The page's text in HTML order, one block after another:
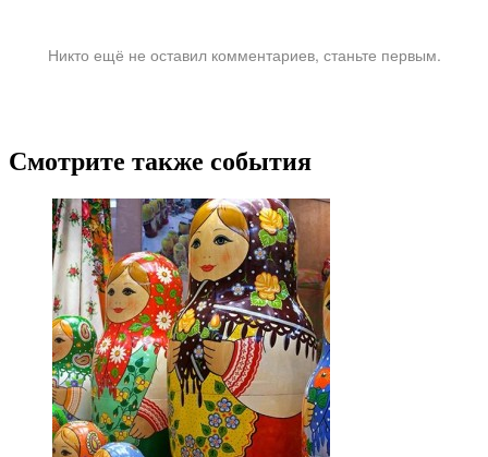
Никто ещё не оставил комментариев, станьте первым.
Смотрите также события